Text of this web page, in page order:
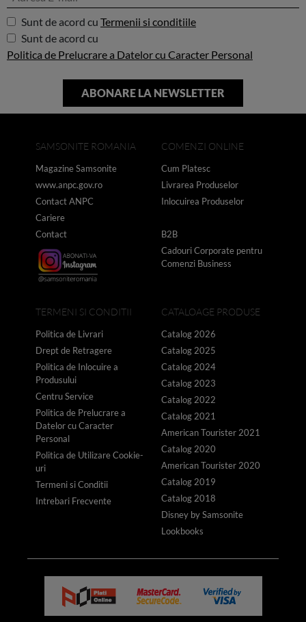
Sunt de acord cu Termenii si conditiile
Sunt de acord cu
Politica de Prelucrare a Datelor cu Caracter Personal
SAMSONITE ROMANIA
Magazine Samsonite
www.anpc.gov.ro
Contact ANPC
Cariere
Contact
COMENZI ONLINE
Cum Platesc
Livrarea Produselor
Inlocuirea Produselor
B2B
Cadouri Corporate pentru
Comenzi Business
TERMENI SI CONDITII
Politica de Livrari
Drept de Retragere
Politica de Inlocuire a
Produsului
Centru Service
Politica de Prelucrare a
Datelor cu Caracter
Personal
Politica de Utilizare Cookie-
uri
Termeni si Conditii
Intrebari Frecvente
CATALOAGE PRODUSE
Catalog 2026
Catalog 2025
Catalog 2024
Catalog 2023
Catalog 2022
Catalog 2021
American Tourister 2021
Catalog 2020
American Tourister 2020
Catalog 2019
Catalog 2018
Disney by Samsonite
Lookbooks